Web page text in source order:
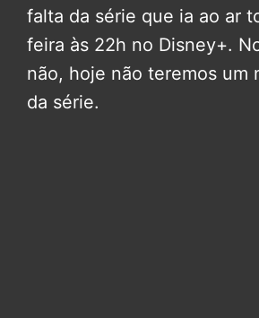
falta da série que ia ao ar
feira às 22h no Disney+.
não, hoje não teremos um
da série.